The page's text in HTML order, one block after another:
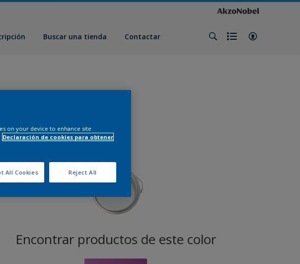
Buscar una tienda Contactar
Encontrar productos de este color
on your device to enhance site
Declaración de cookies para obtener
Reject All
All Cookies